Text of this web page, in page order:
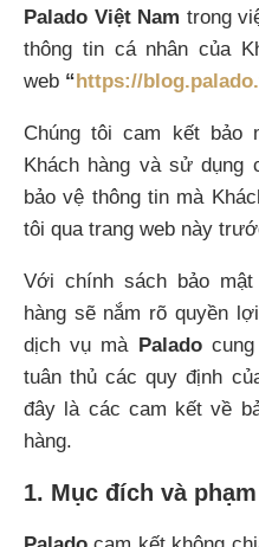
Palado Việt Nam trong
thông tin cá nhân của
web “https://
Chúng tôi cam kết bảo
Khách hàng và sử dụng
bảo vệ thông tin mà
tôi qua trang web này
Với chính sách bảo
hàng sẽ nắm rõ quyền
dịch vụ mà Palado
tuân thủ các quy định
đây là các cam kết về
hàng.
1. Mục đích và